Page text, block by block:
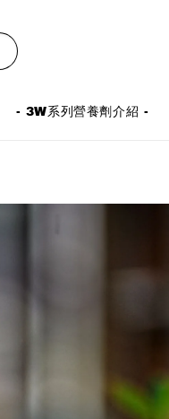
- 3W系列營養劑介紹 -